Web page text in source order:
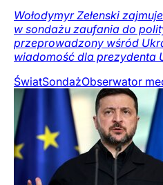
Wołodymyr Zełenski
w sondażu zaufania do
przeprowadzony wśród
wiadomość dla prezydenta
ŚwiatSondażObserwator